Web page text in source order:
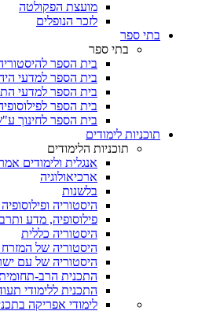
מועצת הפקולטה
לזכר הנופלים
בתי ספר
בתי ספר
בית הספר
בית הספר למדעי
בית הספר למדעי
בית הספר
בית הספר לחינוך
תוכניות לימודים
תוכניות הלימודים
אנגלית ולימודים
ארכיאולוגיה
בלשנות
היסטוריה
פילוסופיה, מדע
היסטוריה כללית
היסטוריה של המזרח
היסטוריה של עם
התכנית הרב-
התכנית ללימודי
לימודי אפריקה